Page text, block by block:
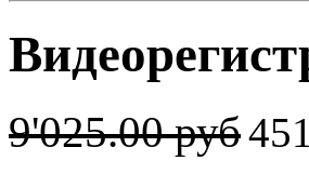
9'025.00 руб